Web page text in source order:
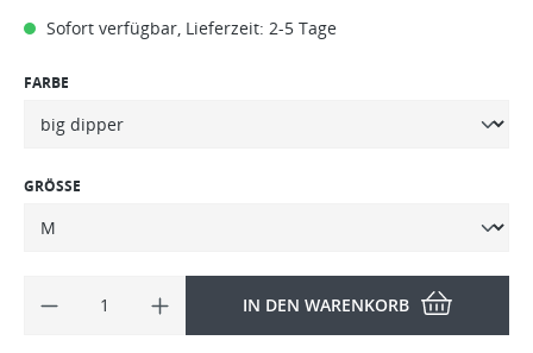
Sofort verfügbar, Lieferzeit: 2-5 Tage
FARBE
GRÖSSE
IN DEN WARENKORB